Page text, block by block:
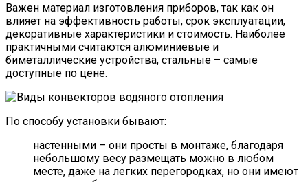
Важен материал изготовления приборов, так как он
влияет на эффективность работы, срок эксплуатации,
декоративные характеристики и стоимость. Наиболее
практичными считаются алюминиевые и
биметаллические устройства, стальные – самые
доступные по цене.
По способу установки бывают:
настенными – они просты в монтаже, благодаря
небольшому весу размещать можно в любом
месте, даже на легких перегородках, но они имеют